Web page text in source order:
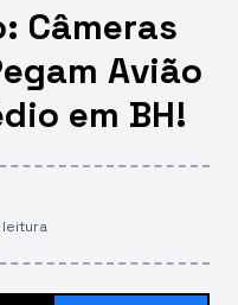
Câmeras
Avião
em BH!
leitura